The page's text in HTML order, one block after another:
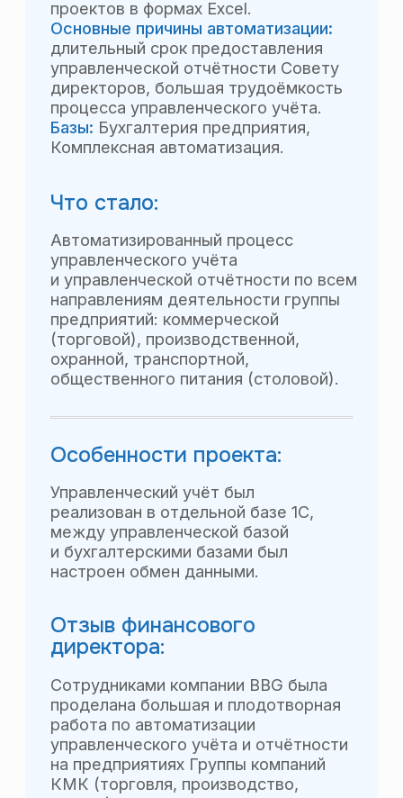
Что было:
директора:
Что стало:
Особенности проекта:
Учёт и планирование ДДС в формах
Excel. Казначейства, планирования
и учёта БДР не было.
Основные причины автоматизации:
большая трудоёмкость процесса
счётов на оплату.
Базы: Управление производственным
Полностью автоматизированный
процесс управления финансами
на базе действующей системы 1С:
Бюджетирование БДДС и БДР,
казначейство, управленческий учёт
и управленческая отчётность.
Количество сотрудников
и сотрудники ЦФО, финансово-
«В результате плодотворного
сотрудничества с BBG нам была
помощь в разработке и внедрении
системы управления финансами.
Рекомендуем компанию BBG как
надёжного и ответственного партнёра
для решения управленческих задач
любого уровня сложности»
Была разработана уникальная
методология расчёта себестоимости
выпускаемой продукции и учёта
расходов на контракты.
противогололедных
материалов